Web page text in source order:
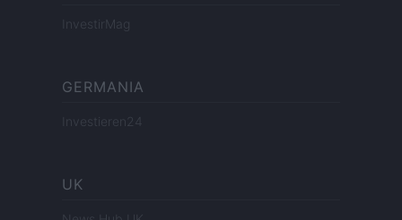
InvestirMag
GERMANIA
Investieren24
UK